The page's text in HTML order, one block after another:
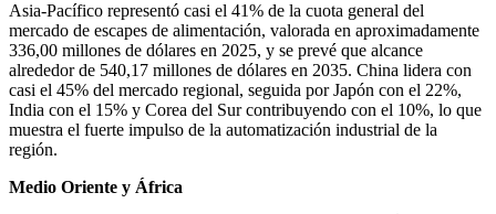
Asia-Pacífico representó casi el 41% de la cuota general del
mercado de escapes de alimentación, valorada en aproximadamente
336,00 millones de dólares en 2025, y se prevé que alcance
alrededor de 540,17 millones de dólares en 2035. China lidera con
casi el 45% del mercado regional, seguida por Japón con el 22%,
India con el 15% y Corea del Sur contribuyendo con el 10%, lo que
muestra el fuerte impulso de la automatización industrial de la
región.
Medio Oriente y África